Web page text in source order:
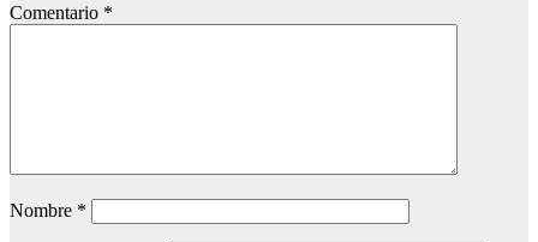
Comentario *
Nombre *